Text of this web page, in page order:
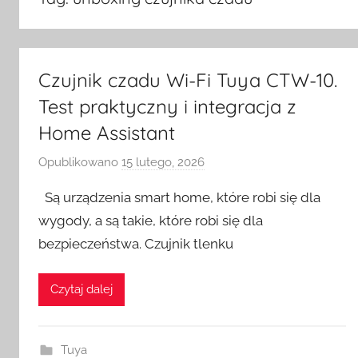
Czujnik czadu Wi-Fi Tuya CTW-10.
Test praktyczny i integracja z
Home Assistant
Opublikowano 15 lutego, 2026
z
e
z
Są urządzenia smart home, które robi się dla
wygody, a są takie, które robi się dla
bezpieczeństwa. Czujnik tlenku
Czytaj dalej
Tuya